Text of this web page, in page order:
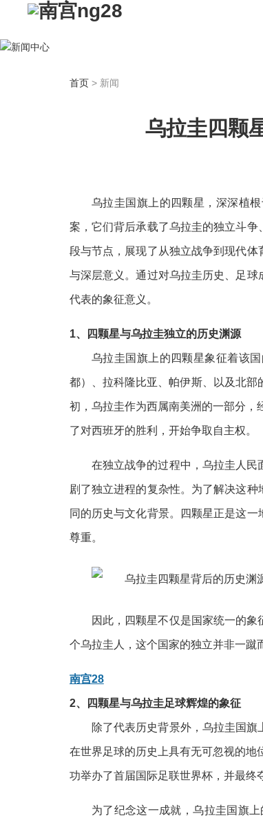
汇聚最新资讯 / 产品信息
立即咨询首页> 新闻
乌拉圭四颗
乌拉圭国旗上的四颗星，深深植
案，它们背后承载了乌拉圭的独立斗
段与节点，展现了从独立战争到现代
与深层意义。通过对乌拉圭历史、足
代表的象征意义。
1、四颗星与乌拉圭独立的历史渊源
乌拉圭国旗上的四颗星象征着该
都）、拉科隆比亚、帕伊斯、以及北
初，乌拉圭作为西属南美洲的一部分
了对西班牙的胜利，开始争取自主权。
在独立战争的过程中，乌拉圭人
剧了独立进程的复杂性。为了解决这
同的历史与文化背景。四颗星正是这
尊重。
因此，四颗星不仅是国家统一的
个乌拉圭人，这个国家的独立并非一蹴
南宫28
2、四颗星与乌拉圭足球辉煌的象征
除了代表历史背景外，乌拉圭国
在世界足球的历史上具有无可忽视的
功举办了首届国际足联世界杯，并最终
为了纪念这一成就，乌拉圭国旗